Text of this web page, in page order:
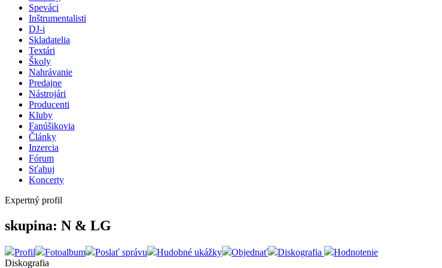
Speváci
Inštrumentalisti
DJ-i
Skladatelia
Textári
Školy
Nahrávanie
Predajne
Nástrojári
Producenti
Kluby
Fanúšikovia
Články
Inzercia
Fórum
Sťahuj
Koncerty
Expertný profil
skupina: N & LG
Profil Fotoalbum Poslať správu Hudobné ukážky Objednať Diskografia
Hodnotenie
Diskografia